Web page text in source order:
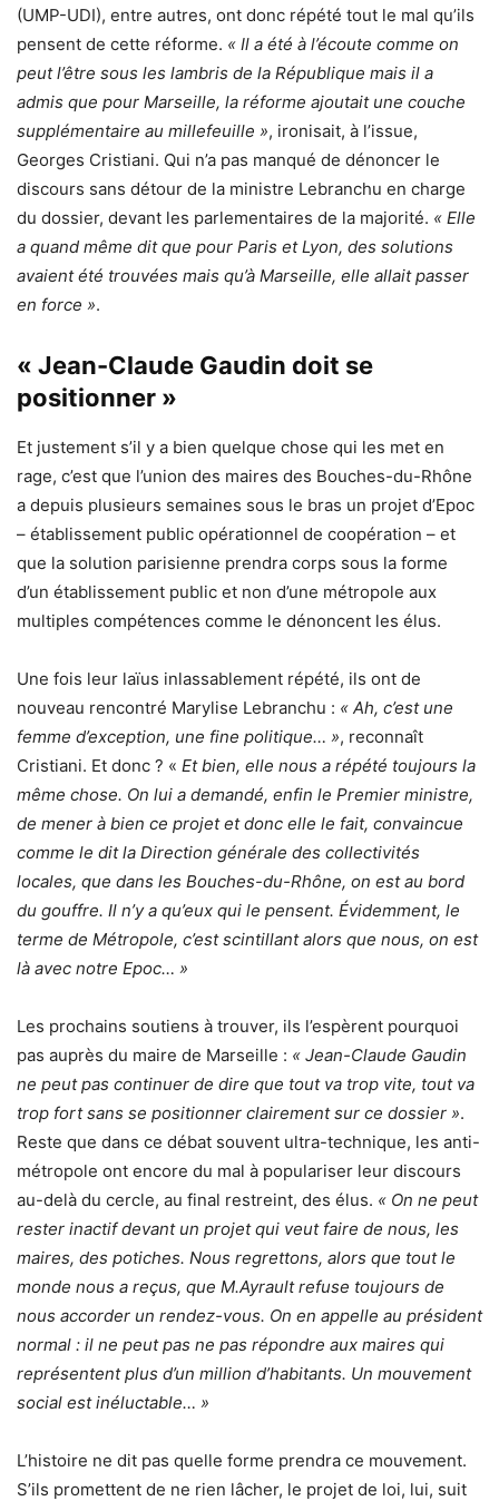
(UMP-UDI), entre autres, ont donc répété tout le mal qu’ils
pensent de cette réforme. « Il a été à l’écoute comme on
peut l’être sous les lambris de la République mais il a
admis que pour Marseille, la réforme ajoutait une couche
supplémentaire au millefeuille », ironisait, à l’issue,
Georges Cristiani. Qui n’a pas manqué de dénoncer le
discours sans détour de la ministre Lebranchu en charge
du dossier, devant les parlementaires de la majorité. « Elle
a quand même dit que pour Paris et Lyon, des solutions
avaient été trouvées mais qu’à Marseille, elle allait passer
en force ».
« Jean-Claude Gaudin doit se
positionner »
Et justement s’il y a bien quelque chose qui les met en
rage, c’est que l’union des maires des Bouches-du-Rhône
a depuis plusieurs semaines sous le bras un projet d’Epoc
– établissement public opérationnel de coopération – et
que la solution parisienne prendra corps sous la forme
d’un établissement public et non d’une métropole aux
multiples compétences comme le dénoncent les élus.
Une fois leur laïus inlassablement répété, ils ont de
nouveau rencontré Marylise Lebranchu : « Ah, c’est une
femme d’exception, une fine politique… », reconnaît
Cristiani. Et donc ? « Et bien, elle nous a répété toujours la
même chose. On lui a demandé, enfin le Premier ministre,
de mener à bien ce projet et donc elle le fait, convaincue
comme le dit la Direction générale des collectivités
locales, que dans les Bouches-du-Rhône, on est au bord
du gouffre. Il n’y a qu’eux qui le pensent. Évidemment, le
terme de Métropole, c’est scintillant alors que nous, on est
là avec notre Epoc… »
Les prochains soutiens à trouver, ils l’espèrent pourquoi
pas auprès du maire de Marseille : « Jean-Claude Gaudin
ne peut pas continuer de dire que tout va trop vite, tout va
trop fort sans se positionner clairement sur ce dossier ».
Reste que dans ce débat souvent ultra-technique, les anti-
métropole ont encore du mal à populariser leur discours
au-delà du cercle, au final restreint, des élus. « On ne peut
rester inactif devant un projet qui veut faire de nous, les
maires, des potiches. Nous regrettons, alors que tout le
monde nous a reçus, que M.Ayrault refuse toujours de
nous accorder un rendez-vous. On en appelle au président
normal : il ne peut pas ne pas répondre aux maires qui
représentent plus d’un million d’habitants. Un mouvement
social est inéluctable… »
L’histoire ne dit pas quelle forme prendra ce mouvement.
S’ils promettent de ne rien lâcher, le projet de loi, lui, suit